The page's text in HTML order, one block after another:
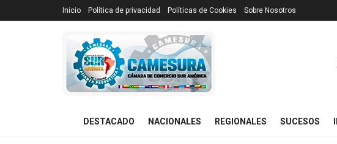
Inicio Política de privacidad Políticas de Cookies Sobre Nosotros
DESTACADO NACIONALES REGIONALES SUCESOS